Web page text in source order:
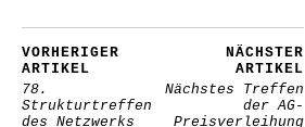
VORHERIGER
ARTIKEL
78.
Strukturtreffen
des Netzwerks
NÄCHSTER
ARTIKEL
Nächstes Treffen
der AG-
Preisverleihung